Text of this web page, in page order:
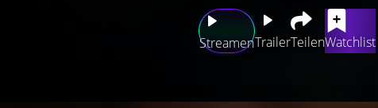
StreamenTrailerTeilenWatchlist